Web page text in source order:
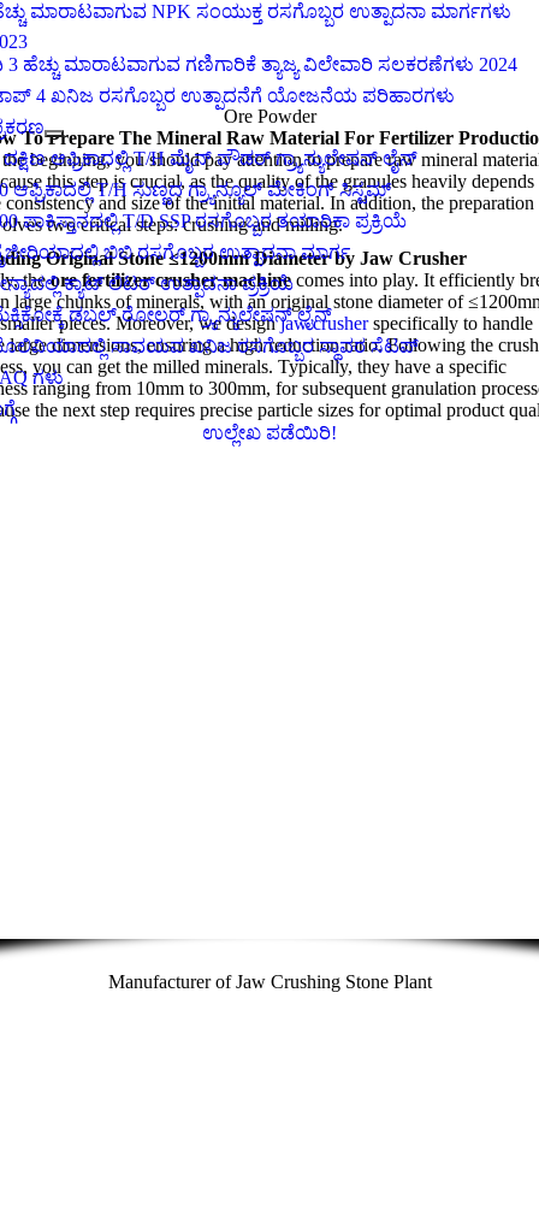
ಮಾರಾಟವಾಗುವ NPK ಸಂಯುಕ್ತ ರಸಗೊಬ್ಬರ ಉತ್ಪಾದನಾ ಮಾರ್ಗಗಳು
3 ಹೆಚ್ಚು ಮಾರಾಟವಾಗುವ ಗಣಿಗಾರಿಕೆ ತ್ಯಾಜ್ಯ ವಿಲೇವಾರಿ ಸಲಕರಣೆಗಳು 2024
4 ಖನಿಜ ರಸಗೊಬ್ಬರ ಉತ್ಪಾದನೆಗೆ ಯೋಜನೆಯ ಪರಿಹಾರಗಳು
ದಕ್ಷಿಣ ಆಫ್ರಿಕಾದಲ್ಲಿ T/H ಮೈನ್ ಪೌಡರ್ ಗ್ರ್ಯಾನ್ಯುಲೇಷನ್ ಲೈನ್
ಆಫ್ರಿಕಾದಲ್ಲಿ T/H ಸುಣ್ಣದ ಗ್ರ್ಯಾನ್ಯೂಲ್ ಮೇಕಿಂಗ್ ಸಿಸ್ಟಮ್
ಪಾಕಿಸ್ತಾನದಲ್ಲಿ T/D SSP ರಸಗೊಬ್ಬರ ತಯಾರಿಕಾ ಪ್ರಕ್ರಿಯೆ
ಬಿಬಿ ರಸಗೊಬ್ಬರ ಉತ್ಪಾದನಾ ಮಾರ್ಗ
ಕ್ಯಾಟ್ ಲಿಟರ್ ಉತ್ಪಾದನಾ ಪ್ರಕ್ರಿಯೆ
ಡಬಲ್ ರೋಲರ್ ಗ್ರ್ಯಾನ್ಯುಲೇಷನ್ ಲೈನ್
ಸಾವಯವ ಖನಿಜ ರಸಗೊಬ್ಬರ ಸ್ಥಾವರ ಸೆಟಪ್
ಗಳು
Ore Powder
To Prepare The Mineral Raw Material For Fertilizer
beginning,you should pay attention to prepare raw mineral
this step is crucial,as the quality of the granules heavily depends
consistency and size of the initial material.In addition, the preparation
two critical steps:crushing and milling.
Original Stone ≤1200mm Diameter by Jaw Crusher
,the ore fertilizer crusher machine comes into play.It efficiently
large chunks of minerals,with an original stone diameter of
pieces.Moreover,we design jaw crusher specifically to handle
large dimensions,ensuring a high reduction ratio.Following the
,you can get the milled minerals.Typically,they have a specific
ranging from 10mm to 300mm,for subsequent granulation
the next step requires precise particle sizes for optimal product
ಉಲ್ಲೇಖ ಪಡೆಯಿರಿ!
Manufacturer of Jaw Crushing Stone Plant